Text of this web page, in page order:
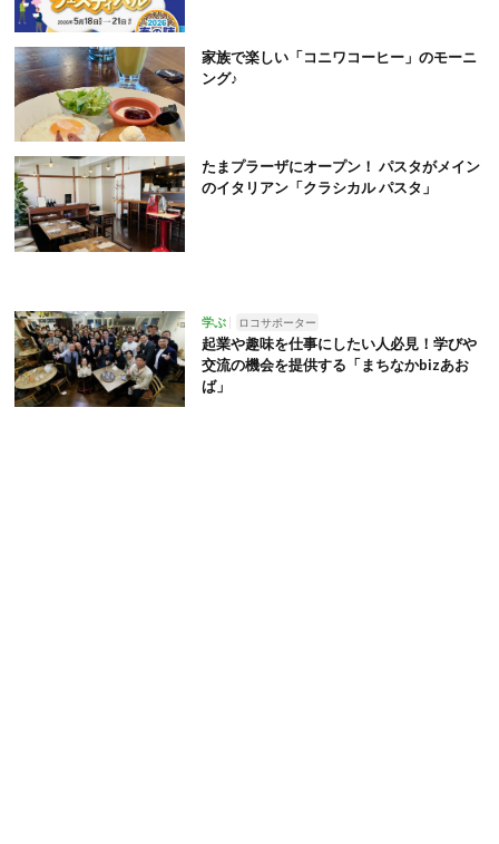
家族で楽しい「コニワコーヒー」のモーニ
ング♪
たまプラーザにオープン！ パスタがメイン
のイタリアン「クラシカル パスタ」
学ぶ ロコサポーター
起業や趣味を仕事にしたい人必見！学びや
交流の機会を提供する「まちなかbizあお
ば」